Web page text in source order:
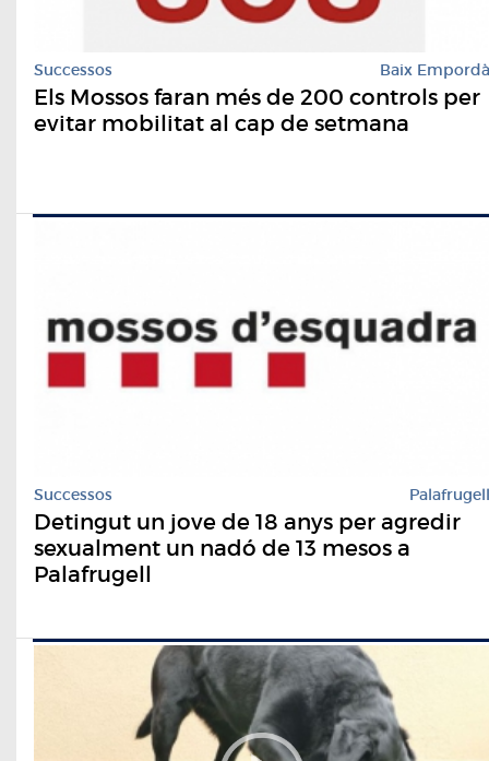
Successos Baix Empordà
Els Mossos faran més de 200 controls per
evitar mobilitat al cap de setmana
Successos Palafrugell
Detingut un jove de 18 anys per agredir
sexualment un nadó de 13 mesos a
Palafrugell